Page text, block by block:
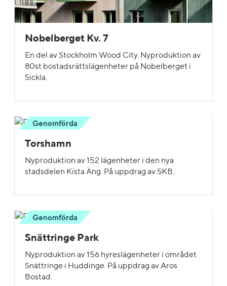
Nobelberget Kv. 7
En del av Stockholm Wood City. Nyproduktion av
80st bostadsrättslägenheter på Nobelberget i
Sickla.
Genomförda
Torshamn
Nyproduktion av 152 lägenheter i den nya
stadsdelen Kista Äng. På uppdrag av SKB.
Genomförda
Snättringe Park
Nyproduktion av 156 hyreslägenheter i området
Snättringe i Huddinge. På uppdrag av Aros
Bostad.